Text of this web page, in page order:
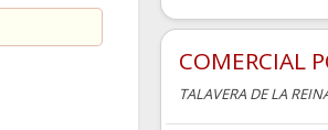
COMERCIAL
TALAVERA DE LA